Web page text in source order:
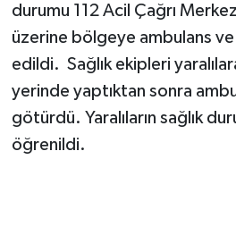
durumu 112 Acil Çağrı
üzerine bölgeye ambulans
edildi. Sağlık ekipleri
yerinde yaptıktan sonra
götürdü. Yaralıların sağlık
öğrenildi.